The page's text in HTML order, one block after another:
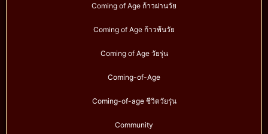
Coming of Age ก้าวผ่านวัย
Coming of Age ก้าวพ้นวัย
Coming of Age วัยรุ่น
Coming-of-Age
Coming-of-age ชีวิตวัยรุ่น
Community